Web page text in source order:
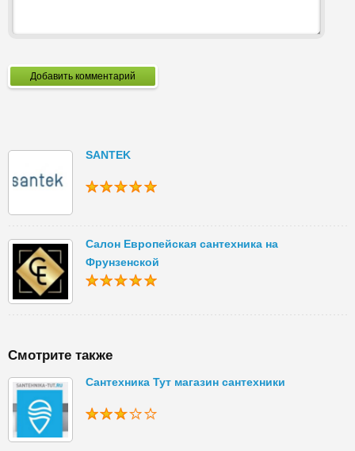
Добавить комментарий
SANTEK
Салон Европейская сантехника на
Фрунзенской
Смотрите также
Сантехника Тут магазин сантехники